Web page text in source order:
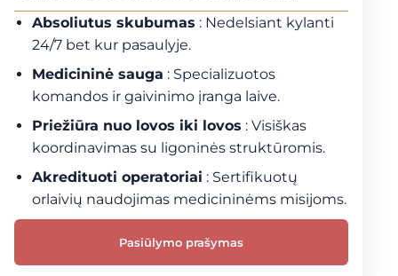
Absoliutus skubumas : Nedelsiant kylanti
24/7 bet kur pasaulyje.
Medicininė sauga : Specializuotos
komandos ir gaivinimo įranga laive.
Priežiūra nuo lovos iki lovos : Visiškas
koordinavimas su ligoninės struktūromis.
Akredituoti operatoriai : Sertifikuotų
orlaivių naudojimas medicininėms misijoms.
Pasiūlymo prašymas